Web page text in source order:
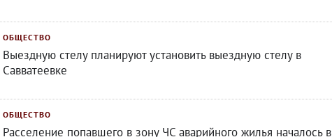
ОБЩЕСТВО
Выездную стелу планируют установить выездную стелу в
Савватеевке
ОБЩЕСТВО
Расселение попавшего в зону ЧС аварийного жилья началось в